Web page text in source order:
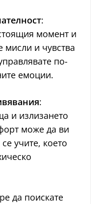
:
момент и
мисли и чувства
по-
емоции.
:
и излизането
може да ви
учите, което
да поискате